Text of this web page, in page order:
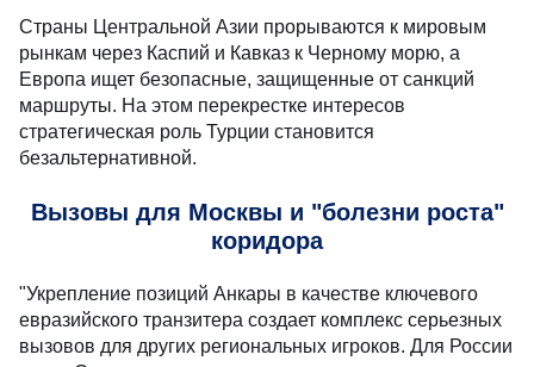
Страны Центральной Азии прорываются к мировым
рынкам через Каспий и Кавказ к Черному морю, а
Европа ищет безопасные, защищенные от санкций
маршруты. На этом перекрестке интересов
стратегическая роль Турции становится
безальтернативной.
Вызовы для Москвы и "болезни роста"
коридора
"Укрепление позиций Анкары в качестве ключевого
евразийского транзитера создает комплекс серьезных
вызовов для других региональных игроков. Для России